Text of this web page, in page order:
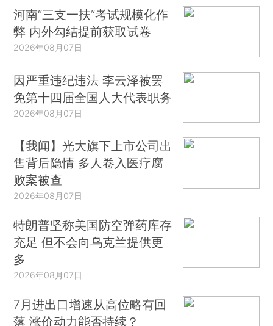
河南“三支一扶”考试规模化作
弊 内外勾结提前获取试卷
2026年08月07日
因严重违纪违法 李云泽被罢
免第十四届全国人大代表职务
2026年08月07日
【我闻】光大旗下上市公司出
售背后隐情 多人卷入医疗腐
败案被查
2026年08月07日
特朗普坚称美国防空弹药库存
充足 但不会向乌克兰提供更
多
2026年08月07日
7月进出口增速从高位略有回
落 涨价动力能否持续？